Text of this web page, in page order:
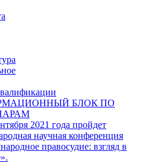
БЛОК ПО
2021 года пройдет
научная конференция
правосудие: взгляд в